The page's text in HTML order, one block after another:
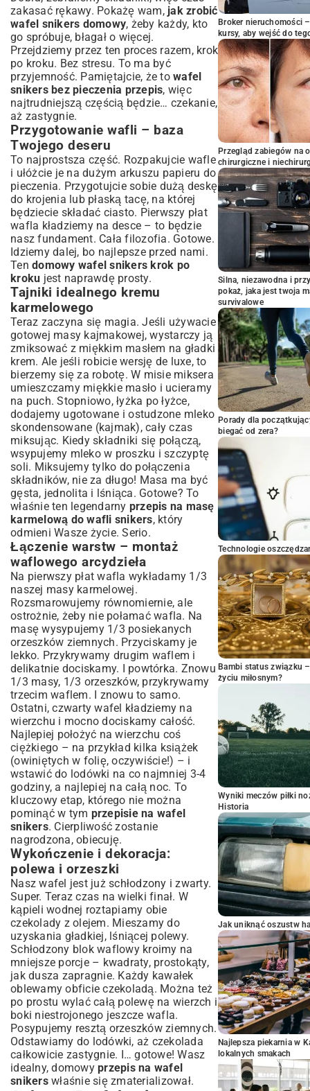
zakasać rękawy. Pokażę wam, jak zrobić
wafel snikers domowy, żeby każdy, kto
go spróbuje, błagał o więcej.
Przejdziemy przez ten proces razem, krok
po kroku. Bez stresu. To ma być
przyjemność. Pamiętajcie, że to wafel
snikers bez pieczenia przepis, więc
najtrudniejszą częścią będzie… czekanie,
aż zastygnie.
Przygotowanie wafli – baza
Twojego deseru
To najprostsza część. Rozpakujcie wafle
i ułóżcie je na dużym arkuszu papieru do
pieczenia. Przygotujcie sobie dużą deskę
do krojenia lub płaską tacę, na której
będziecie składać ciasto. Pierwszy płat
wafla kładziemy na desce – to będzie
nasz fundament. Cała filozofia. Gotowe.
Idziemy dalej, bo najlepsze przed nami.
Ten domowy wafel snikers krok po
kroku jest naprawdę prosty.
Tajniki idealnego kremu
karmelowego
Teraz zaczyna się magia. Jeśli używacie
gotowej masy kajmakowej, wystarczy ją
zmiksować z miękkim masłem na gładki
krem. Ale jeśli robicie wersję de luxe, to
bierzemy się za robotę. W misie miksera
umieszczamy miękkie masło i ucieramy
na puch. Stopniowo, łyżka po łyżce,
dodajemy ugotowane i ostudzone mleko
skondensowane (kajmak), cały czas
miksując. Kiedy składniki się połączą,
wsypujemy mleko w proszku i szczyptę
soli. Miksujemy tylko do połączenia
składników, nie za długo! Masa ma być
gęsta, jednolita i lśniąca. Gotowe? To
właśnie ten legendarny przepis na masę
karmelową do wafli snikers, który
odmieni Wasze życie. Serio.
Łączenie warstw – montaż
waflowego arcydzieła
Na pierwszy płat wafla wykładamy 1/3
naszej masy karmelowej.
Rozsmarowujemy równomiernie, ale
ostrożnie, żeby nie połamać wafla. Na
masę wysypujemy 1/3 posiekanych
orzeszków ziemnych. Przyciskamy je
lekko. Przykrywamy drugim waflem i
delikatnie dociskamy. I powtórka. Znowu
1/3 masy, 1/3 orzeszków, przykrywamy
trzecim waflem. I znowu to samo.
Ostatni, czwarty wafel kładziemy na
wierzchu i mocno dociskamy całość.
Najlepiej położyć na wierzchu coś
ciężkiego – na przykład kilka książek
(owiniętych w folię, oczywiście!) – i
wstawić do lodówki na co najmniej 3-4
godziny, a najlepiej na całą noc. To
kluczowy etap, którego nie można
pominąć w tym przepisie na wafel
snikers. Cierpliwość zostanie
nagrodzona, obiecuję.
Wykończenie i dekoracja:
polewa i orzeszki
Nasz wafel jest już schłodzony i zwarty.
Super. Teraz czas na wielki finał. W
kąpieli wodnej roztapiamy obie
czekolady z olejem. Mieszamy do
uzyskania gładkiej, lśniącej polewy.
Schłodzony blok waflowy kroimy na
mniejsze porcje – kwadraty, prostokąty,
jak dusza zapragnie. Każdy kawałek
oblewamy obficie czekoladą. Można też
po prostu wylać całą polewę na wierzch i
boki niestrojonego jeszcze wafla.
Posypujemy resztą orzeszków ziemnych.
Odstawiamy do lodówki, aż czekolada
całkowicie zastygnie. I… gotowe! Wasz
idealny, domowy przepis na wafel
snikerswłaśnie się zmaterializował.
Broker nieruchomości
kursy, aby wejść do
Przegląd zabiegów na
chirurgiczne i
Silna, niezawodna i
pokaż, jaka jest twoja
survivalowe
Porady dla
biegać od zera?
Technologie
Bambi status związku
życiu miłosnym?
Wyniki meczów piłki
Historia
Jak uniknąć oszustw
Najlepsza piekarnia w
lokalnych smakach